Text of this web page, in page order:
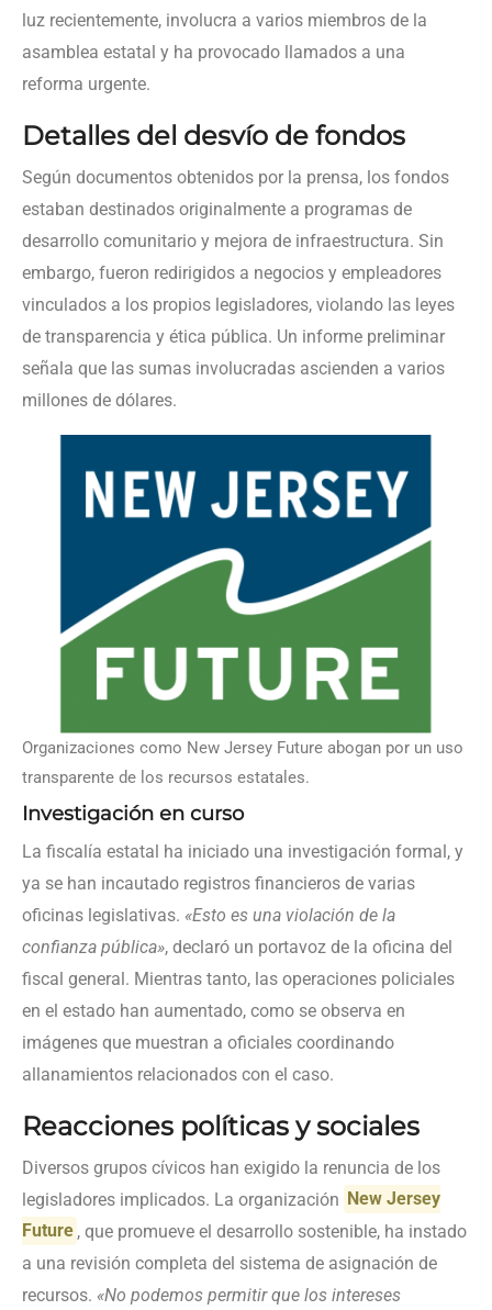
luz recientemente, involucra a varios miembros de la
asamblea estatal y ha provocado llamados a una
reforma urgente.
Detalles del desvío de fondos
Según documentos obtenidos por la prensa, los fondos
estaban destinados originalmente a programas de
desarrollo comunitario y mejora de infraestructura. Sin
embargo, fueron redirigidos a negocios y empleadores
vinculados a los propios legisladores, violando las leyes
de transparencia y ética pública. Un informe preliminar
señala que las sumas involucradas ascienden a varios
millones de dólares.
Organizaciones como New Jersey Future abogan por un uso
transparente de los recursos estatales.
Investigación en curso
La fiscalía estatal ha iniciado una investigación formal, y
ya se han incautado registros financieros de varias
oficinas legislativas. «Esto es una violación de la
confianza pública», declaró un portavoz de la oficina del
fiscal general. Mientras tanto, las operaciones policiales
en el estado han aumentado, como se observa en
imágenes que muestran a oficiales coordinando
allanamientos relacionados con el caso.
Reacciones políticas y sociales
Diversos grupos cívicos han exigido la renuncia de los
legisladores implicados. La organización New Jersey
Future , que promueve el desarrollo sostenible, ha instado
a una revisión completa del sistema de asignación de
recursos. «No podemos permitir que los intereses